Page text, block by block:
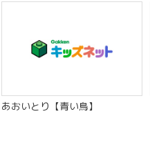
あおいとり【青い鳥】